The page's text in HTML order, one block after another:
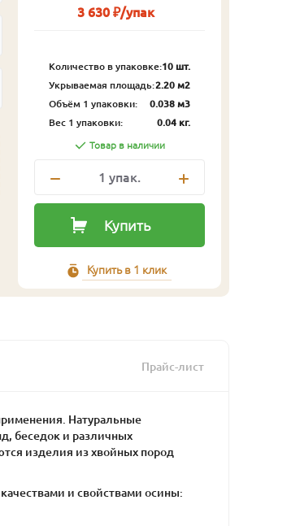
3 630 ₽/упак
Количество в упаковке:10 шт.
Укрываемая площадь:2.20 м2
Объём 1 упаковки:
0.038 м3
Вес 1 упаковки:
0.04 кг.
Товар в наличии
1 упак.
Купить
Купить в 1 клик
Прайс-лист
Натуральные
беседок и различных
изделия из хвойных пород
и свойствами осины: